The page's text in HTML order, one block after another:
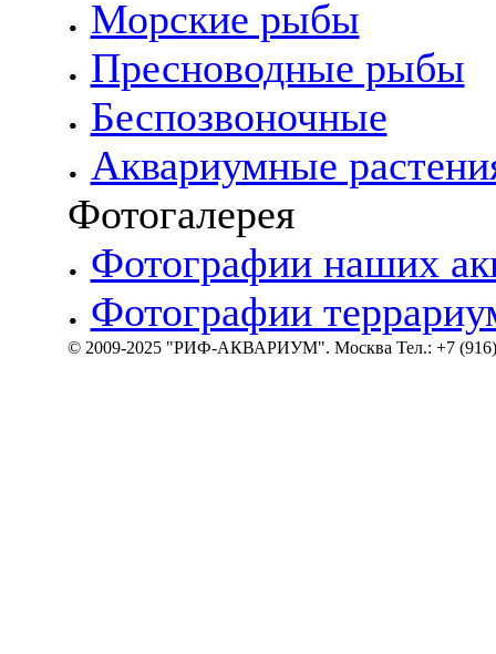
Морские рыбы
Пресноводные рыбы
Беспозвоночные
Аквариумные
Фотогалерея
Фотографии наших
Фотографии
© 2009-2025 "РИФ-АКВАРИУМ". Москва Тел.: +7